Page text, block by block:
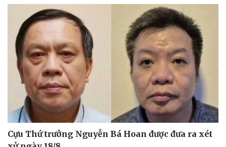
Cựu Thứ trưởng Nguyễn Bá Hoan được đưa ra xét